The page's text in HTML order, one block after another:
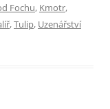
Fochu, Kmotr,
,Tulip, Uzenářství